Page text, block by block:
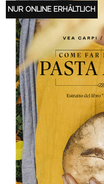
NUR ONLINE ERHÄLTLICH